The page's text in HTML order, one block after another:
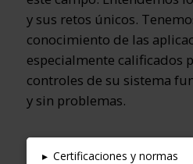
y sus retos únicos.
conocimiento de las
especialmente calificados
controles de su sistema
y sin problemas.
▸ Certificaciones y normas